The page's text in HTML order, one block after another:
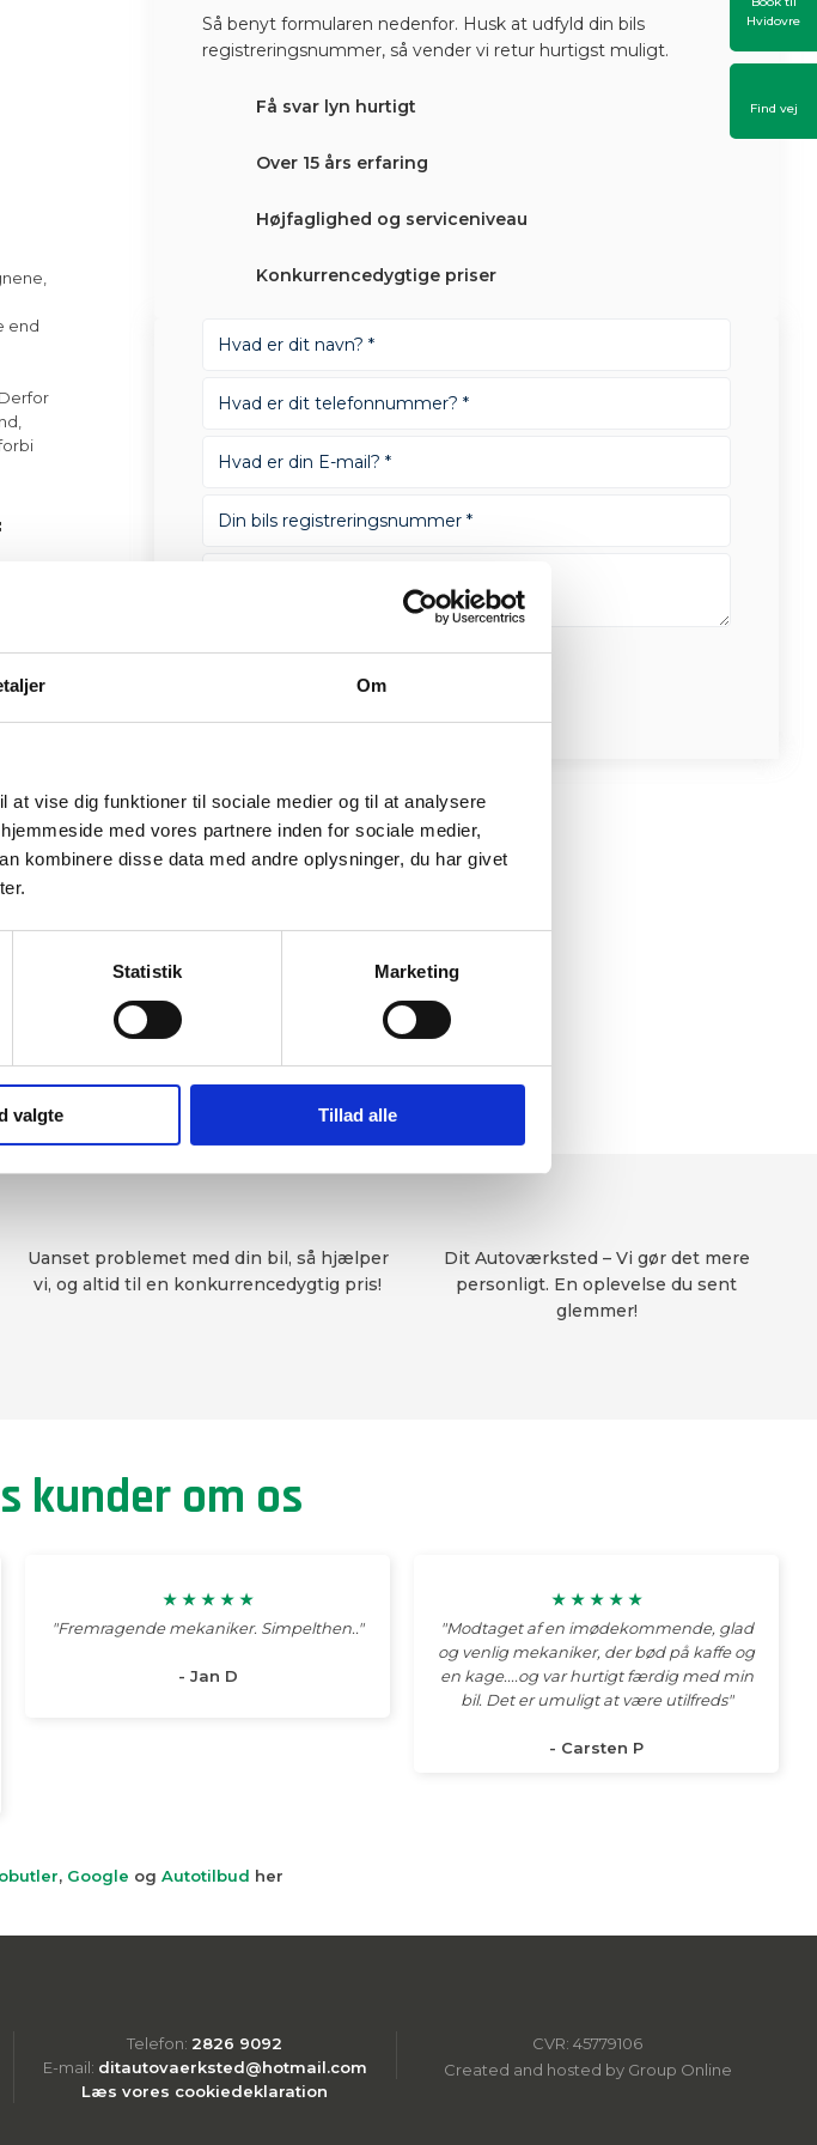
Om
vise dig funktioner til sociale medier og til at analysere
med vores partnere inden for sociale medier,
kombinere disse data med andre oplysninger, du har givet
Statistik Marketing
valgte Tillad alle
Hvidovre
Find vej​
end
eller
vi
Så benyt formularen nedenfor. Husk at udfyld din bils
registreringsnummer, så vender vi retur hurtigst muligt.
Få svar lyn hurtigt
Over 15 års erfaring
Højfaglighed og serviceniveau
Konkurrencedygtige priser
Uanset problemet med din bil, så hjælper
vi, og altid til en konkurrencedygtig pris!
Dit Autoværksted – Vi gør det mere
personligt​. En oplevelse du sent
glemmer!
kunder om os​
★ ★ ★ ★ ★​
"Fremragende mekaniker. Simpelthen.."​
- Jan D
★ ★ ★ ★ ★​
"Modtaget af en imødekommende, glad
og venlig mekaniker, der bød på kaffe og
en kage....og var hurtigt færdig med min
bil. Det er umuligt at være utilfreds"
- Carsten P
, Google og Autotilbud her
Telefon: 2826 9092​
E-mail: ditautovaerksted@hotmail.com
Læs vores cookie​deklaration
CVR: 45779106
Created and hosted by Group Online